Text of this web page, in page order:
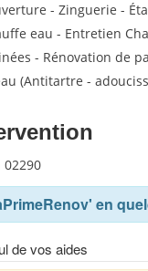
- Zinguerie -
eau - Entretien
- Rénovation de
(Antitartre -